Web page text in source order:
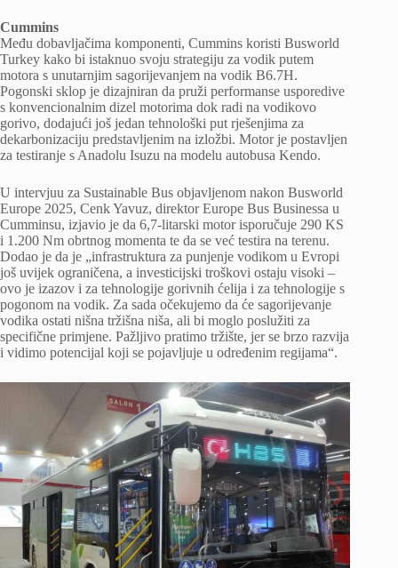
Cummins
Među dobavljačima komponenti, Cummins koristi Busworld
Turkey kako bi istaknuo svoju strategiju za vodik putem
motora s unutarnjim sagorijevanjem na vodik B6.7H.
Pogonski sklop je dizajniran da pruži performanse usporedive
s konvencionalnim dizel motorima dok radi na vodikovo
gorivo, dodajući još jedan tehnološki put rješenjima za
dekarbonizaciju predstavljenim na izložbi. Motor je postavljen
za testiranje s Anadolu Isuzu na modelu autobusa Kendo.
U intervjuu za Sustainable Bus objavljenom nakon Busworld
Europe 2025, Cenk Yavuz, direktor Europe Bus Businessa u
Cumminsu, izjavio je da 6,7-litarski motor isporučuje 290 KS
i 1.200 Nm obrtnog momenta te da se već testira na terenu.
Dodao je da je „infrastruktura za punjenje vodikom u Evropi
još uvijek ograničena, a investicijski troškovi ostaju visoki –
ovo je izazov i za tehnologije gorivnih ćelija i za tehnologije s
pogonom na vodik. Za sada očekujemo da će sagorijevanje
vodika ostati nišna tržišna niša, ali bi moglo poslužiti za
specifične primjene. Pažljivo pratimo tržište, jer se brzo razvija
i vidimo potencijal koji se pojavljuje u određenim regijama“.